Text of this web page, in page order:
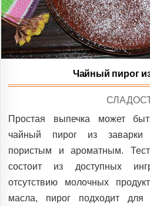
Чайный пирог
POSTED
Простая выпечка может
чайный пирог из заварки
пористым и ароматным.
состоит из доступных
отсутствию молочных
масла, пирог подходит для